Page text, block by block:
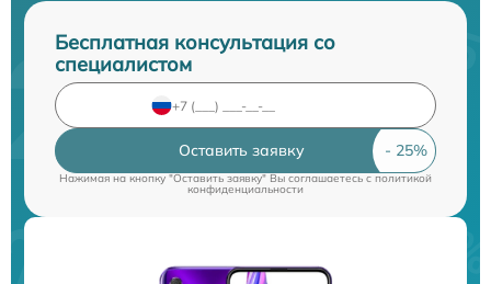
Бесплатная консультация со
специалистом
Оставить заявку
Нажимая на кнопку "Оставить заявку" Вы соглашаетесь cполитикой
конфиденциальности